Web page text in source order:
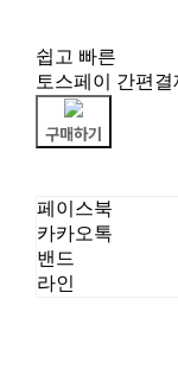
쉽고 빠른
토스페이 간편결
구매하기
페이스북
카카오톡
밴드
라인